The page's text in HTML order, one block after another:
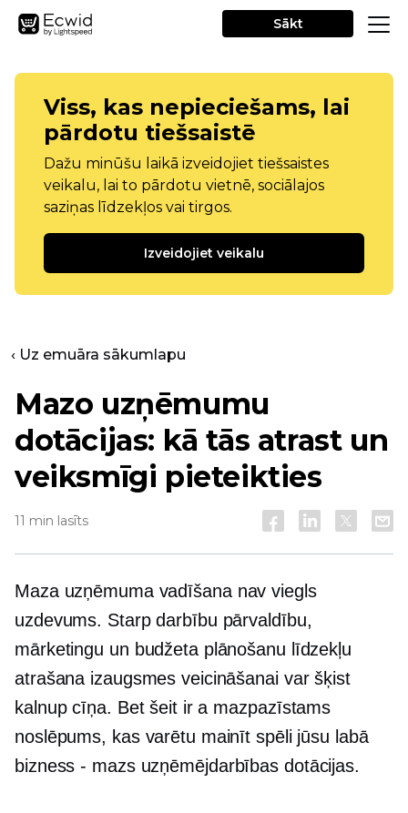
Sākt
Viss, kas nepieciešams, lai
pārdotu tiešsaistē
Dažu minūšu laikā izveidojiet tiešsaistes
veikalu, lai to pārdotu vietnē, sociālajos
saziņas līdzekļos vai tirgos.
Izveidojiet veikalu
‹ Uz emuāra sākumlapu
Mazo uzņēmumu
dotācijas: kā tās atrast un
veiksmīgi pieteikties
11 min lasīts
Maza uzņēmuma vadīšana nav viegls
uzdevums. Starp darbību pārvaldību,
mārketingu un budžeta plānošanu līdzekļu
atrašana izaugsmes veicināšanai var šķist
kalnup cīņa. Bet šeit ir a mazpazīstams
noslēpums, kas varētu mainīt spēli jūsu labā
bizness - mazsuzņēmējdarbības dotācijas.